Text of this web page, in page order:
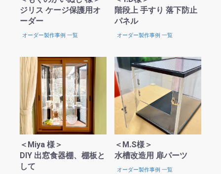
お買い物を続ける カートへ進む
ジリス ケージ保護用オ
ーダー
オーダー製作事例 一覧
階段上 手すり 落下防止
パネル
オーダー製作事例 一覧
＜Miya 様＞
DIY 出窓食器棚、棚板と
して
＜M.S様＞
水槽改造用 扉パーツ
オーダー製作事例 一覧